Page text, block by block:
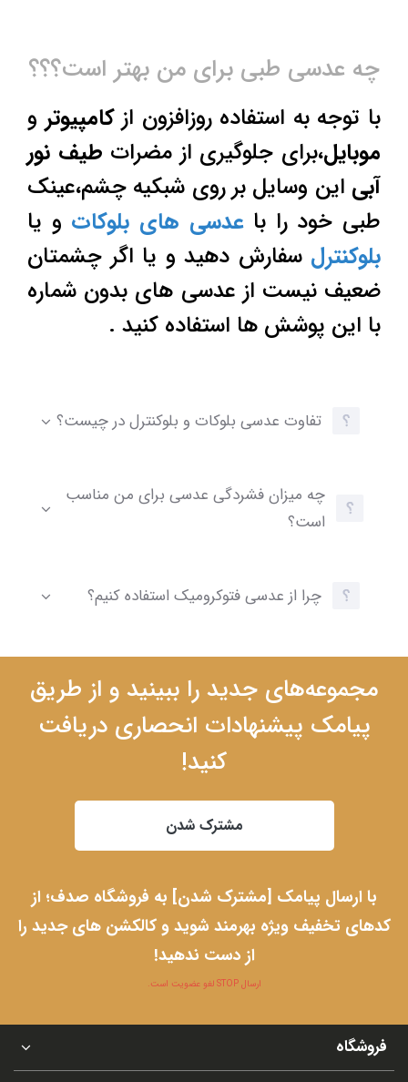
چه عدسی طبی برای من بهتر است؟؟؟
با توجه به استفاده روزافزون ازکامپیوتر و
موبایل،برای جلوگیری از مضرات طیف نور
آبی این وسایل بر روی شبکیه چشم،عینک
طبی خود را باعدسی های بلوکات و یا
بلوکنترل سفارش دهید و یا اگر چشمتان
ضعیف نیست از عدسی های بدون شماره
با این پوشش ها استفاده کنید .
تفاوت عدسی بلوکات و بلوکنترل در چیست؟
چه میزان فشردگی عدسی برای من مناسب
است؟
چرا از عدسی فتوکرومیک استفاده کنیم؟
مجموعه‌های جدید را ببینید و از طریق
پیامک پیشنهادات انحصاری دریافت
کنید!
مشترک شدن
با ارسال پیامک [مشترک شدن] به فروشگاه صدف؛ از
کدهای تخفیف ویژه بهرمند شوید و کالکشن های جدید را
از دست ندهید!
ارسال STOP لغو عضویت است.
فروشگاه